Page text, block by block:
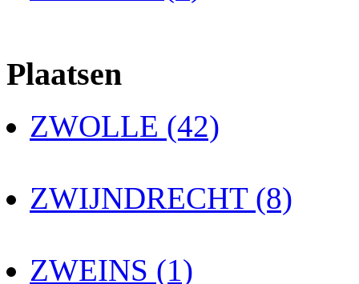
Plaatsen
ZWOLLE (42)
ZWIJNDRECHT (8)
ZWEINS (1)